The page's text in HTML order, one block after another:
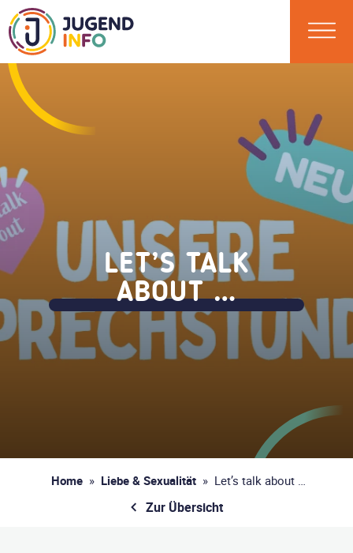
LET’S TALK
ABOUT …
Home » Liebe & Sexualität » Let’s talk about …
Zur Übersicht